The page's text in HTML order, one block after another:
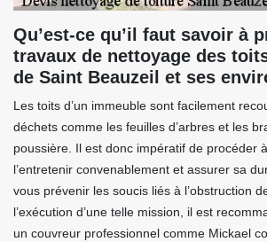
Qu’est-ce qu’il faut savoir à
travaux de nettoyage des
de Saint Beauzeil et ses
Les toits d’un immeuble sont facilement
déchets comme les feuilles d’arbres et les
poussière. Il est donc impératif de procéder
l’entretenir convenablement et assurer sa
vous prévenir les soucis liés à l’obstruction
l’exécution d’une telle mission, il est
un couvreur professionnel comme Mickael